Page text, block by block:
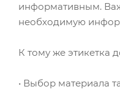
информативным.
необходимую
К тому же этикетка
• Выбор материала